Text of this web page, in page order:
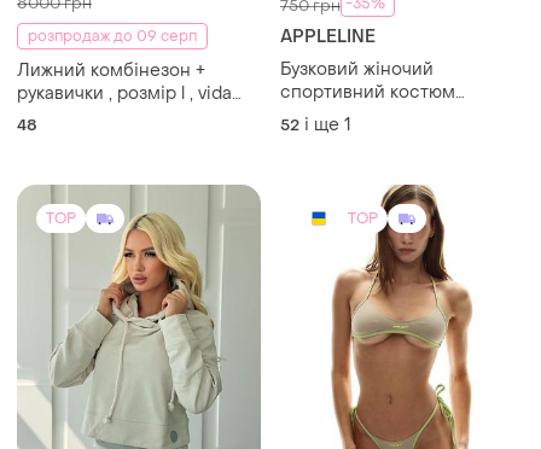
розпродаж до 09 серп
Лижний комбінезон +
рукавички , розмір l , vida
winter
48
750 грн
APPLELINE
Бузковий жіночий
спортивний костюм
балоновий великого
розміру
52 і ще 1
TOP TOP